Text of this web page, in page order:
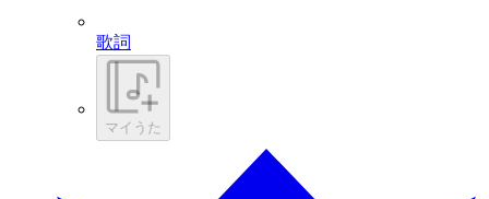
歌詞
マイうた